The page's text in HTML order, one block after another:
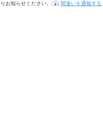
お知らせください。 間違いを通報する